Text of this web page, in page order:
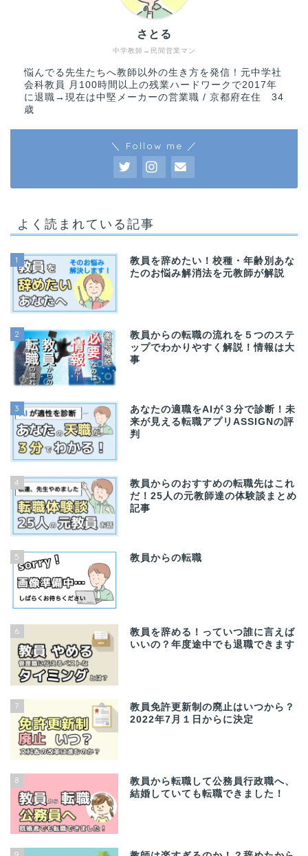
中学教師→民間営業マン
さとる
悩んでる先生たちへ教師以外の生き方を発信！元中学社
会科教員 月100時間以上の残業ハードワークで2017年
に退職→現在は中堅メーカーの営業職 / 京都府在住 34
歳
＼ Follow me ／
よく読まれている記事
1
教員を辞めたい！校種・年齢別あな
たのお悩み解消法を元教師が解説
2
教員からの転職の流れを５つのステ
ップでわかりやすく解説！情報は大
事
3
あなたの適職をAIが３分で診断！未
来が見える転職アプリASSIGNの評
判
4
教員からのおすすめの転職先はこれ
だ！25人の元教師達の体験談まとめ
記事
5 教員からの転職
6
教員を辞める！っていつ誰に言えば
いいの？年度途中でも退職できます
7
教員免許更新制の廃止はいつから？
2022年7月１日からに決定
8
教員から転職して公務員行政職へ、
結婚していても転職できました！